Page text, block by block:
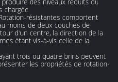
chargée
résistantes comportent
moins de deux couches de
d'un centre, la direction de la
étant vis-à-vis celle de la
trois ou quatre brins peuvent
les propriétés de rotation-